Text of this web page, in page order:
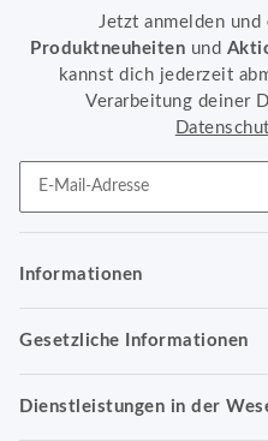
Jetzt anmelden und
Produktneuheiten und
kannst dich jederzeit
Verarbeitung deiner
Informationen
Gesetzliche Informationen
Dienstleistungen in der